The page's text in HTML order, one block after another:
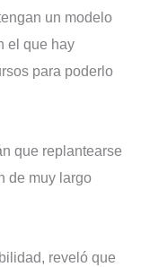
un modelo
el que hay
para poderlo
que replantearse
de muy largo
reveló que